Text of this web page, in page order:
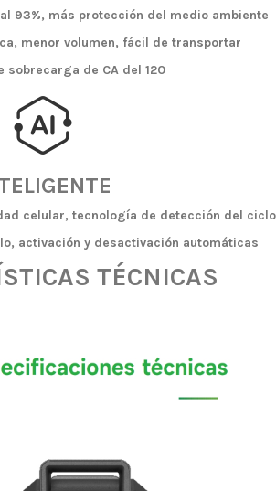
93%, más protección del medio ambiente
menor volumen, fácil de transportar
sobrecarga de CA del 120
celular, tecnología de detección del
activación y desactivación automáticas
TÉCNICAS